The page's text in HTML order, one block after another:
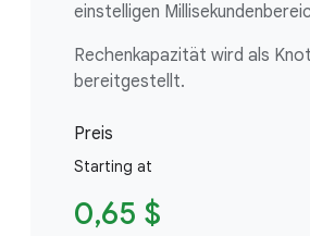
einstelligen
Rechenkapazität wird als
bereitgestellt.
Preis
Starting at
0,65 $